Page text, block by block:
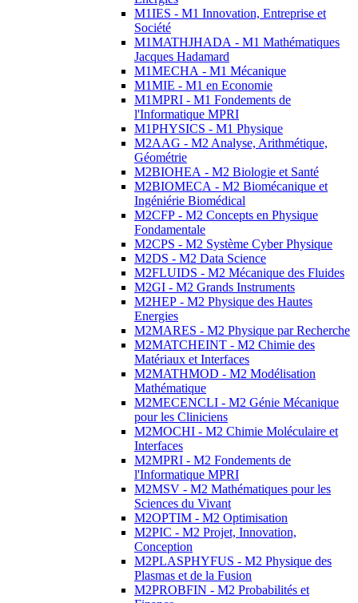
M1IES - M1 Innovation, Entreprise et
Société
M1MATHJHADA - M1 Mathématiques
Jacques Hadamard
M1MECHA - M1 Mécanique
M1MIE - M1 en Economie
M1MPRI - M1 Fondements de
l'Informatique MPRI
M1PHYSICS - M1 Physique
M2AAG - M2 Analyse, Arithmétique,
Géométrie
M2BIOHEA - M2 Biologie et Santé
M2BIOMECA - M2 Biomécanique et
Ingéniérie Biomédical
M2CFP - M2 Concepts en Physique
Fondamentale
M2CPS - M2 Système Cyber Physique
M2DS - M2 Data Science
M2FLUIDS - M2 Mécanique des Fluides
M2GI - M2 Grands Instruments
M2HEP - M2 Physique des Hautes
Energies
M2MARES - M2 Physique par Recherche
M2MATCHEINT - M2 Chimie des
Matériaux et Interfaces
M2MATHMOD - M2 Modélisation
Mathématique
M2MECENCLI - M2 Génie Mécanique
pour les Cliniciens
M2MOCHI - M2 Chimie Moléculaire et
Interfaces
M2MPRI - M2 Fondements de
l'Informatique MPRI
M2MSV - M2 Mathématiques pour les
Sciences du Vivant
M2OPTIM - M2 Optimisation
M2PIC - M2 Projet, Innovation,
Conception
M2PLASPHYFUS - M2 Physique des
Plasmas et de la Fusion
M2PROBFIN - M2 Probabilités et